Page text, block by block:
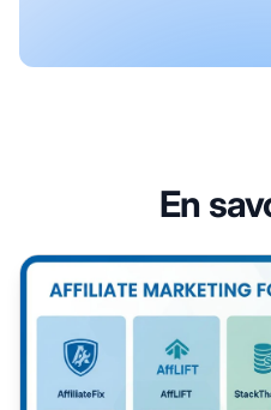
En
Meilleurs forums